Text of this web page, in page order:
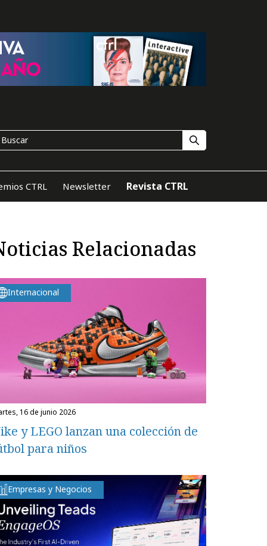
CTRL Newsletter Revista CTRL
Relacionadas
Internacional
16 de junio 2026
y LEGO lanzan una colección de
para niños
Empresas y Negocios